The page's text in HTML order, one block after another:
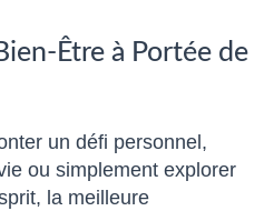
Être à Portée de
un défi personnel,
ou simplement explorer
la meilleure